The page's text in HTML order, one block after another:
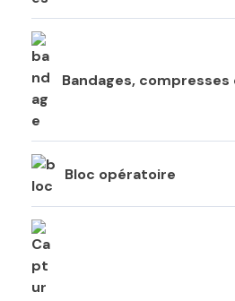
Bandages,
Bloc opératoire